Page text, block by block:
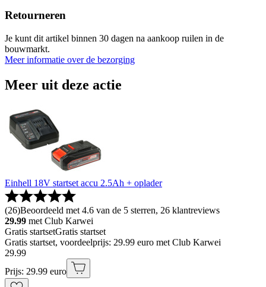
Retourneren
Je kunt dit artikel binnen 30 dagen na aankoop ruilen in de
bouwmarkt.
Meer informatie over de bezorging
Meer uit deze actie
Einhell 18V startset accu 2.5Ah + oplader
(26)Beoordeeld met 4.6 van de 5 sterren, 26 klantreviews
29.99 met Club Karwei
Gratis startsetGratis startset
Gratis startset, voordeelprijs: 29.99 euro met Club Karwei
29.99
Prijs: 29.99 euro